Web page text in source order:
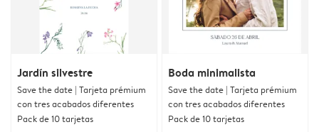
Jardín silvestre
Save the date | Tarjeta prémium
con tres acabados diferentes
Pack de 10 tarjetas
Boda minimalista
Save the date | Tarjeta prémium
con tres acabados diferentes
Pack de 10 tarjetas